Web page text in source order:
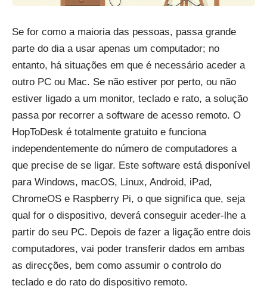
Se for como a maioria das pessoas, passa grande
parte do dia a usar apenas um computador; no
entanto, há situações em que é necessário aceder a
outro PC ou Mac. Se não estiver por perto, ou não
estiver ligado a um monitor, teclado e rato, a solução
passa por recorrer a software de acesso remoto. O
HopToDesk é totalmente gratuito e funciona
independentemente do número de computadores a
que precise de se ligar. Este software está disponível
para Windows, macOS, Linux, Android, iPad,
ChromeOS e Raspberry Pi, o que significa que, seja
qual for o dispositivo, deverá conseguir aceder-lhe a
partir do seu PC. Depois de fazer a ligação entre dois
computadores, vai poder transferir dados em ambas
as direcções, bem como assumir o controlo do
teclado e do rato do dispositivo remoto.